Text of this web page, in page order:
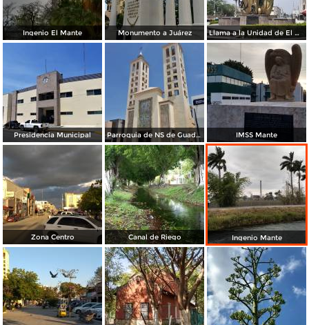
Ingenio El Mante Monumento a Juárez Llama a la Unidad de El Mante
Presidencia Municipal Parroquia de NS de Guadalupe IMSS Mante
Zona Centro Canal de Riego Ingenio Mante